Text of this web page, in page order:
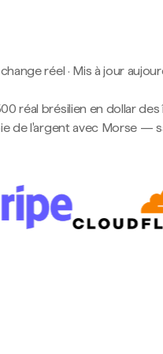
change réel · Mis à jour
réal brésilien en dollar des
de l'argent avec Morse —